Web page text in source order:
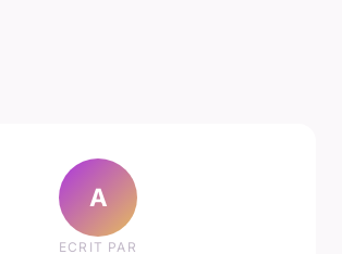
A
ECRIT PAR